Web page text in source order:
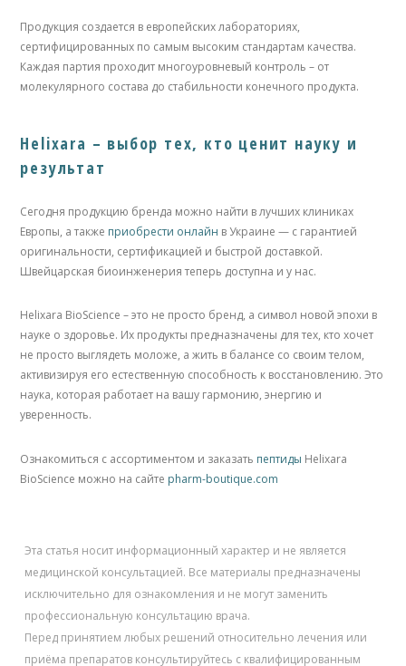
Продукция создается в европейских лабораториях,
сертифицированных по самым высоким стандартам качества.
Каждая партия проходит многоуровневый контроль – от
молекулярного состава до стабильности конечного продукта.
Helixara – выбор тех, кто ценит науку и
результат
Сегодня продукцию бренда можно найти в лучших клиниках
Европы, а также приобрести онлайн в Украине — с гарантией
оригинальности, сертификацией и быстрой доставкой.
Швейцарская биоинженерия теперь доступна и у нас.
Helixara BioScience – это не просто бренд, а символ новой эпохи в
науке о здоровье. Их продукты предназначены для тех, кто хочет
не просто выглядеть моложе, а жить в балансе со своим телом,
активизируя его естественную способность к восстановлению. Это
наука, которая работает на вашу гармонию, энергию и
уверенность.
Ознакомиться с ассортиментом и заказать пептиды Helixara
BioScience можно на сайте pharm-boutique.com
Эта статья носит информационный характер и не является
медицинской консультацией. Все материалы предназначены
исключительно для ознакомления и не могут заменить
профессиональную консультацию врача.
Перед принятием любых решений относительно лечения или
приёма препаратов консультируйтесь с квалифицированным